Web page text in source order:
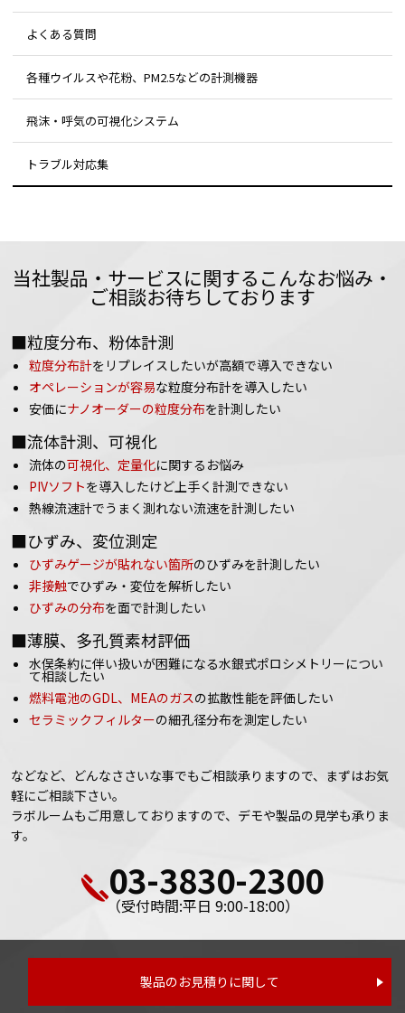
よくある質問
各種ウイルスや花粉、PM2.5などの計測機器
飛沫・呼気の可視化システム
トラブル対応集
当社製品・サービスに関するこんなお悩み・
ご相談お待ちしております
■粒度分布、粉体計測
粒度分布計をリプレイスしたいが高額で導入できない
オペレーションが容易な粒度分布計を導入したい
安価にナノオーダーの粒度分布を計測したい
■流体計測、可視化
流体の可視化、定量化に関するお悩み
PIVソフトを導入したけど上手く計測できない
熱線流速計でうまく測れない流速を計測したい
■ひずみ、変位測定
ひずみゲージが貼れない箇所のひずみを計測したい
非接触でひずみ・変位を解析したい
ひずみの分布を面で計測したい
■薄膜、多孔質素材評価
水俣条約に伴い扱いが困難になる水銀式ポロシメトリーについ
て相談したい
燃料電池のGDL、MEAのガスの拡散性能を評価したい
セラミックフィルターの細孔径分布を測定したい
などなど、どんなささいな事でもご相談承りますので、まずはお気
軽にご相談下さい。
ラボルームもご用意しておりますので、デモや製品の見学も承りま
す。
03-3830-2300
（受付時間:平日 9:00-18:00）
製品のお見積りに関して